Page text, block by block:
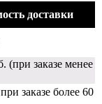
доставки
(при заказе менее
заказе более 60